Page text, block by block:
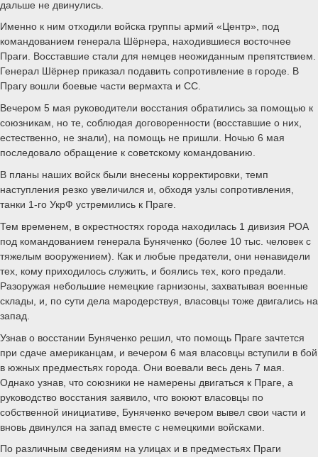
дальше не двинулись.
Именно к ним отходили войска группы армий «Центр», под
командованием генерала Шёрнера, находившиеся восточнее
Праги. Восставшие стали для немцев неожиданным препятствием.
Генерал Шёрнер приказал подавить сопротивление в городе. В
Прагу вошли боевые части вермахта и СС.
Вечером 5 мая руководители восстания обратились за помощью к
союзникам, но те, соблюдая договоренности (восставшие о них,
естественно, не знали), на помощь не пришли. Ночью 6 мая
последовало обращение к советскому командованию.
В планы наших войск были внесены корректировки, темп
наступления резко увеличился и, обходя узлы сопротивления,
танки 1-го УкрФ устремились к Праге.
Тем временем, в окрестностях города находилась 1 дивизия РОА
под командованием генерала Буняченко (более 10 тыс. человек с
тяжелым вооружением). Как и любые предатели, они ненавидели
тех, кому приходилось служить, и боялись тех, кого предали.
Разоружая небольшие немецкие гарнизоны, захватывая военные
склады, и, по сути дела мародерствуя, власовцы тоже двигались на
запад.
Узнав о восстании Буняченко решил, что помощь Праге зачтется
при сдаче американцам, и вечером 6 мая власовцы вступили в бой
в южных предместьях города. Они воевали весь день 7 мая.
Однако узнав, что союзники не намерены двигаться к Праге, а
руководство восстания заявило, что воюют власовцы по
собственной инициативе, Буняченко вечером вывел свои части и
вновь двинулся на запад вместе с немецкими войсками.
По различным сведениям на улицах и в предместьях Праги